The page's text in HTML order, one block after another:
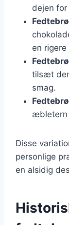
dejen
en
tilsæt
smag.
æbletern
Disse
personlige
en alsidig